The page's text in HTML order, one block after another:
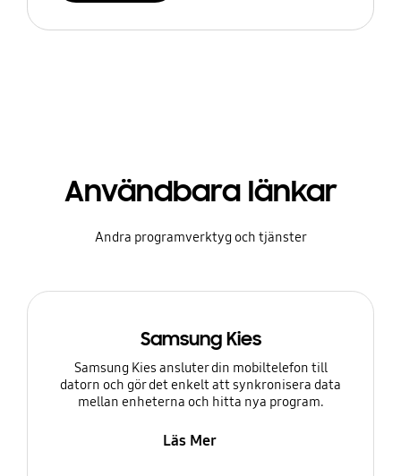
Användbara länkar
Andra programverktyg och tjänster
Samsung Kies
Samsung Kies ansluter din mobiltelefon till
datorn och gör det enkelt att synkronisera data
mellan enheterna och hitta nya program.
Läs Mer